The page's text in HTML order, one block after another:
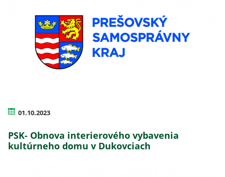
01.10.2023
PSK- Obnova interierového vybavenia
kultúrneho domu v Dukovciach